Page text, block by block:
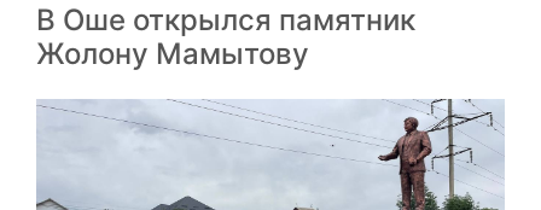
В Оше открылся памятник
Жолону Мамытову